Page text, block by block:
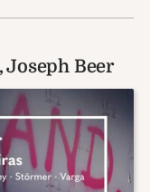
Joseph Beer